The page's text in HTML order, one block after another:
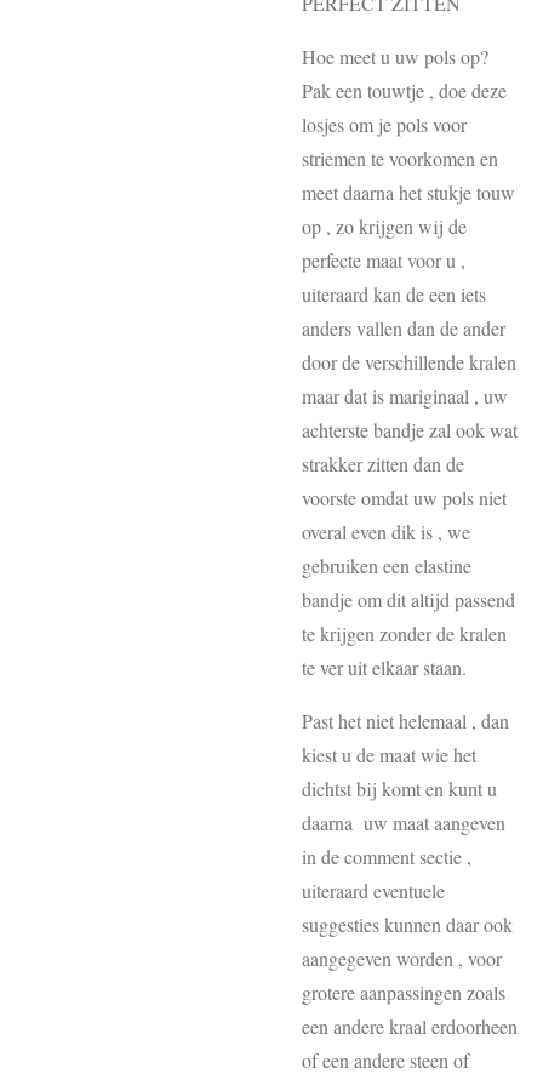
Hoe meet u uw pols op?
Pak een touwtje , doe deze
losjes om je pols voor
striemen te voorkomen en
meet daarna het stukje touw
op , zo krijgen wij de
perfecte maat voor u ,
uiteraard kan de een iets
anders vallen dan de ander
door de verschillende kralen
maar dat is mariginaal , uw
achterste bandje zal ook wat
strakker zitten dan de
voorste omdat uw pols niet
overal even dik is , we
gebruiken een elastine
bandje om dit altijd passend
te krijgen zonder de kralen
te ver uit elkaar staan.
Past het niet helemaal , dan
kiest u de maat wie het
dichtst bij komt en kunt u
daarna uw maat aangeven
in de comment sectie ,
uiteraard eventuele
suggesties kunnen daar ook
aangegeven worden , voor
grotere aanpassingen zoals
een andere kraal erdoorheen
of een andere steen of